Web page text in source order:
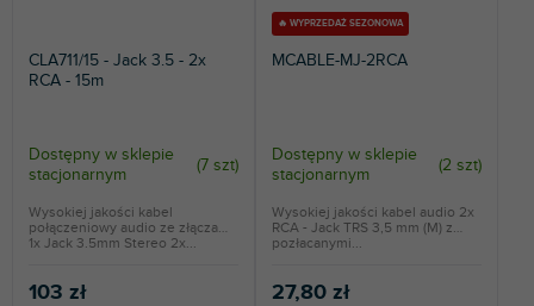
CLA711/15 - Jack 3.5 - 2x
RCA - 15m
Dostępny w sklepie
stacjonarnym
(7 szt)
103 zł
Wysokiej jakości kabel
połączeniowy audio ze złączami
1x Jack 3.5mm Stereo 2x...
🔥 WYPRZEDAŻ SEZONOWA
MCABLE-MJ-2RCA
Dostępny w sklepie
stacjonarnym
(2 szt)
27,80 zł
Wysokiej jakości kabel audio 2x
RCA - Jack TRS 3,5 mm (M) z
pozłacanymi...